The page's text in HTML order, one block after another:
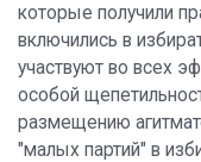
которые получили
включились в
участвуют во всех
особой
размещению
"малых партий" в